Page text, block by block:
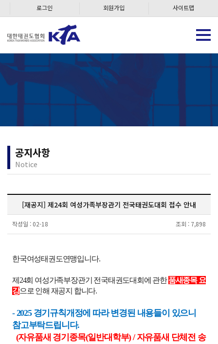
로그인 회원가입 사이트맵
공지사항
Notice
[재공지] 제24회 여성가족부장관기 전국태권도대회 접수 안내
작성일 : 02-18 조회 : 7,898
한국여성태권도연맹입니다.
제24회 여성가족부장관기 전국태권도대회에 관한품새종목 요
강으로 인해 재공지 합니다.
- 2025 경기규칙개정에 따라 변경된 내용들이 있으니
참고부탁드립니다.
(자유품새 경기종목(일반대학부) / 자유품새 단체전 송